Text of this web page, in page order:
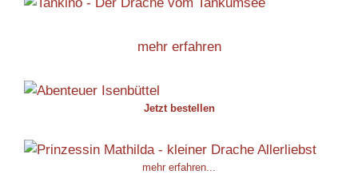
mehr erfahren
Jetzt bestellen
mehr erfahren...